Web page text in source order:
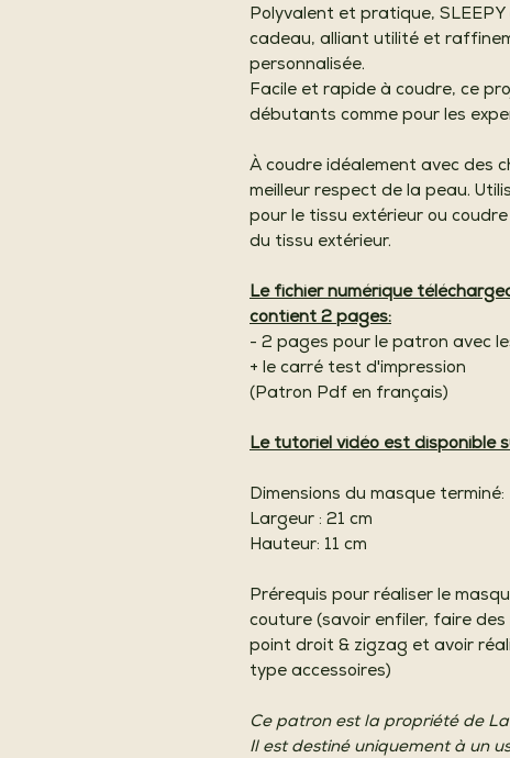
Polyvalent et pratique,
cadeau, alliant utilité et
personnalisée.
Facile et rapide à coudre, ce
débutants comme pour les
À coudre idéalement avec des
meilleur respect de la peau.
pour le tissu extérieur ou
du tissu extérieur.
Le fichier numérique
contient 2 pages:
- 2 pages pour le patron avec
+ le carré test d'impression
(Patron Pdf en français)
Le tutoriel vidéo est disponible
Dimensions du masque terminé:
Largeur : 21 cm
Hauteur: 11 cm
Prérequis pour réaliser le
couture (savoir enfiler, faire
point droit & zigzag et avoir
type accessoires)
Ce patron est la propriété de
Il est destiné uniquement à un